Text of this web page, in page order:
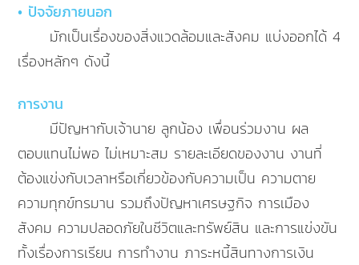
• ปัจจัยภายนอก
มักเป็นเรื่องของสิ่งแวดล้อมและสังคม แบ่งออกได้ 4
เรื่องหลักๆ ดังนี้
การงาน
มีปัญหากับเจ้านาย ลูกน้อง เพื่อนร่วมงาน ผล
ตอบแทนไม่พอ ไม่เหมาะสม รายละเอียดของงาน งานที่
ต้องแข่งกับเวลาหรือเกี่ยวข้องกับความเป็น ความตาย
ความทุกข์ทรมาน รวมถึงปัญหาเศรษฐกิจ การเมือง
สังคม ความปลอดภัยในชีวิตและทรัพย์สิน และการแข่งขัน
ทั้งเรื่องการเรียน การทำงาน ภาระหนี้สินทางการเงิน